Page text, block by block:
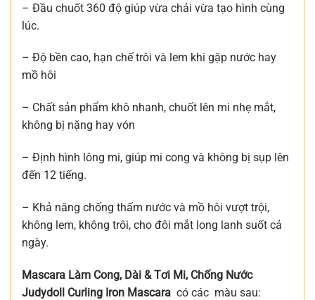
– Đầu chuốt 360 độ giúp vừa chải vừa tạo hình cùng
lúc.
– Độ bền cao, hạn chế trôi và lem khi gặp nước hay
mồ hôi
– Chất sản phẩm khô nhanh, chuốt lên mi nhẹ mắt,
không bị nặng hay vón
– Định hình lông mi, giúp mi cong và không bị sụp lên
đến 12 tiếng.
– Khả năng chống thấm nước và mồ hôi vượt trội,
không lem, không trôi, cho đôi mắt long lanh suốt cả
ngày.
Mascara Làm Cong, Dài & Tơi Mi, Chống Nước
Judydoll Curling Iron Mascara có các màu sau: